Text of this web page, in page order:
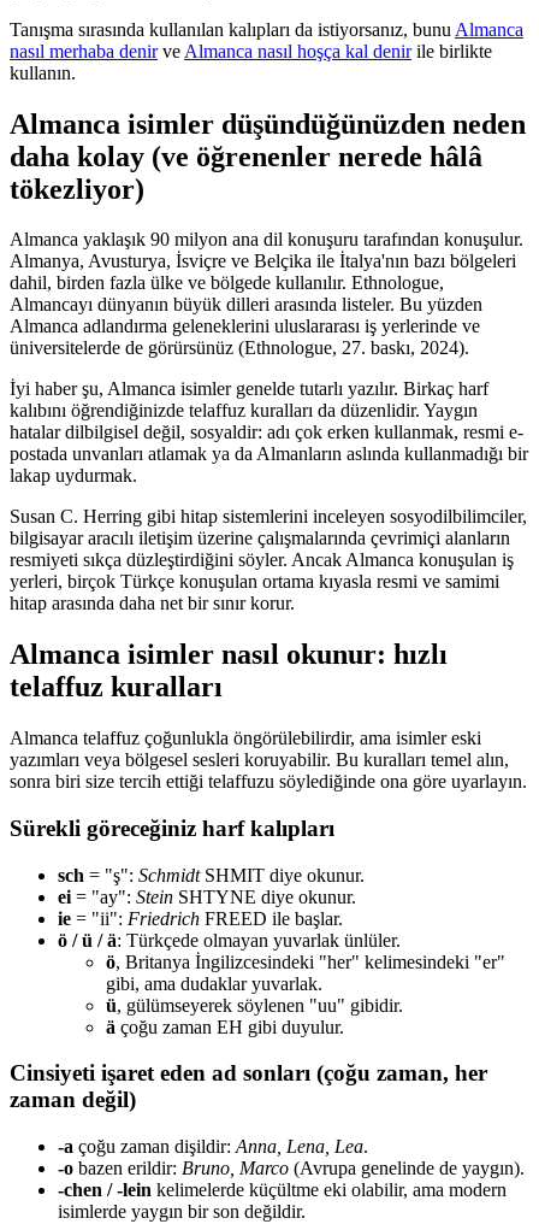
Tanışma sırasında kullanılan kalıpları da istiyorsanız, bunu Almanca
nasıl merhaba denirve Almanca nasıl hoşça kal denirile birlikte
kullanın.
Almanca isimler düşündüğünüzden neden
daha kolay (ve öğrenenler nerede hâlâ
tökezliyor)
Almanca yaklaşık 90 milyon ana dil konuşuru tarafından konuşulur.
Almanya, Avusturya, İsviçre ve Belçika ile İtalya'nın bazı bölgeleri
dahil, birden fazla ülke ve bölgede kullanılır. Ethnologue,
Almancayı dünyanın büyük dilleri arasında listeler. Bu yüzden
Almanca adlandırma geleneklerini uluslararası iş yerlerinde ve
üniversitelerde de görürsünüz (Ethnologue, 27. baskı, 2024).
İyi haber şu, Almanca isimler genelde tutarlı yazılır. Birkaç harf
kalıbını öğrendiğinizde telaffuz kuralları da düzenlidir. Yaygın
hatalar dilbilgisel değil, sosyaldir: adı çok erken kullanmak, resmi e-
postada unvanları atlamak ya da Almanların aslında kullanmadığı bir
lakap uydurmak.
Susan C. Herring gibi hitap sistemlerini inceleyen sosyodilbilimciler,
bilgisayar aracılı iletişim üzerine çalışmalarında çevrimiçi alanların
resmiyeti sıkça düzleştirdiğini söyler. Ancak Almanca konuşulan iş
yerleri, birçok Türkçe konuşulan ortama kıyasla resmi ve samimi
hitap arasında daha net bir sınır korur.
Almanca isimler nasıl okunur: hızlı
telaffuz kuralları
Almanca telaffuz çoğunlukla öngörülebilirdir, ama isimler eski
yazımları veya bölgesel sesleri koruyabilir. Bu kuralları temel alın,
sonra biri size tercih ettiği telaffuzu söylediğinde ona göre uyarlayın.
Sürekli göreceğiniz harf kalıpları
sch = "ş": SchmidtSHMIT diye okunur.
ei = "ay": Stein SHTYNE diye okunur.
ie = "ii": Friedrich FREED ile başlar.
ö / ü / ä: Türkçede olmayan yuvarlak ünlüler.
ö, Britanya İngilizcesindeki "her" kelimesindeki "er"
gibi, ama dudaklar yuvarlak.
ü, gülümseyerek söylenen "uu" gibidir.
ä çoğu zaman EH gibi duyulur.
Cinsiyeti işaret eden ad sonları (çoğu zaman, her
zaman değil)
-a çoğu zaman dişildir: Anna, Lena, Lea.
-o bazen erildir: Bruno, Marco (Avrupa genelinde de yaygın).
-chen / -lein kelimelerde küçültme eki olabilir, ama modern
isimlerde yaygın bir son değildir.